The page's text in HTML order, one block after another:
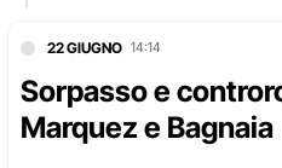
22 GIUGNO 14:14
Sorpasso e
Marquez e Bagnaia